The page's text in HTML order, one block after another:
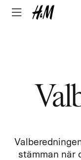
stämman när